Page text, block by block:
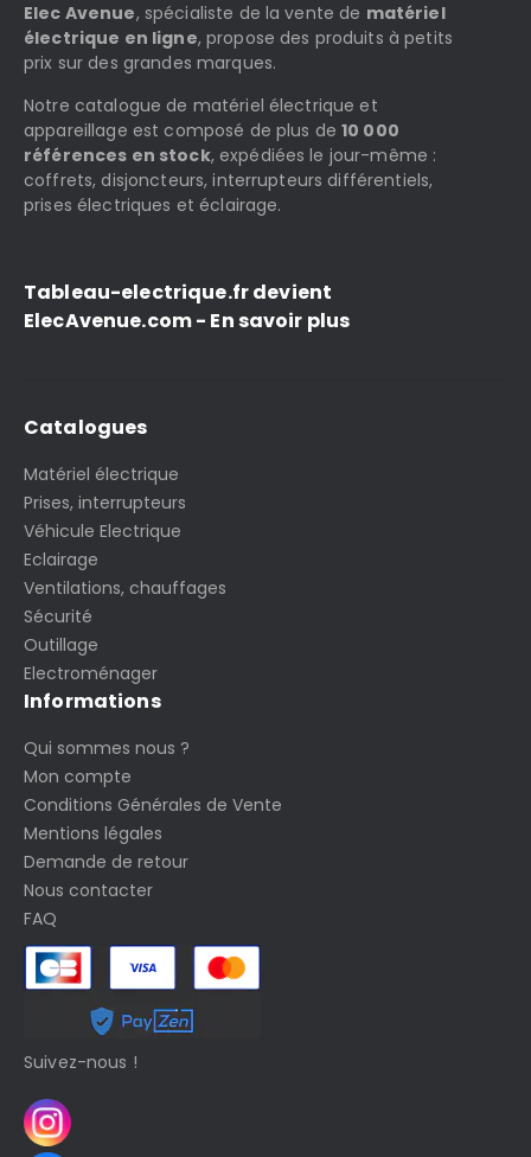
Elec Avenue, spécialiste de la vente de matériel
électrique en ligne, propose des produits à petits
prix sur des grandes marques.
Notre catalogue de matériel électrique et
appareillage est composé de plus de10 000
références en stock, expédiées le jour-même :
coffrets, disjoncteurs, interrupteurs différentiels,
prises électriques et éclairage.
Tableau-electrique.fr devient
ElecAvenue.com - En savoir plus
Catalogues
Matériel électrique
Prises, interrupteurs
Véhicule Electrique
Eclairage
Ventilations, chauffages
Sécurité
Outillage
Electroménager
Informations
Qui sommes nous ?
Mon compte
Conditions Générales de Vente
Mentions légales
Demande de retour
Nous contacter
FAQ
Suivez-nous !